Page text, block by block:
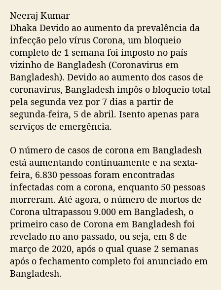
Neeraj Kumar
Dhaka Devido ao aumento da prevalência da
infecção pelo vírus Corona, um bloqueio
completo de 1 semana foi imposto no país
vizinho de Bangladesh (Coronavirus em
Bangladesh). Devido ao aumento dos casos de
coronavírus, Bangladesh impôs o bloqueio total
pela segunda vez por 7 dias a partir de
segunda-feira, 5 de abril. Isento apenas para
serviços de emergência.
O número de casos de corona em Bangladesh
está aumentando continuamente e na sexta-
feira, 6.830 pessoas foram encontradas
infectadas com a corona, enquanto 50 pessoas
morreram. Até agora, o número de mortos de
Corona ultrapassou 9.000 em Bangladesh, o
primeiro caso de Corona em Bangladesh foi
revelado no ano passado, ou seja, em 8 de
março de 2020, após o qual quase 2 semanas
após o fechamento completo foi anunciado em
Bangladesh.